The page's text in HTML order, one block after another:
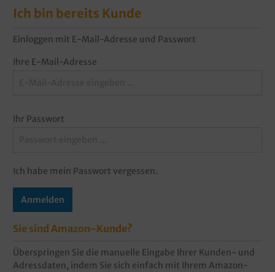
Ich bin bereits Kunde
Einloggen mit E-Mail-Adresse und Passwort
Ihre E-Mail-Adresse
Ihr Passwort
Ich habe mein Passwort vergessen.
Anmelden
Sie sind Amazon-Kunde?
Überspringen Sie die manuelle Eingabe Ihrer Kunden- und
Adressdaten, indem Sie sich einfach mit Ihrem Amazon-